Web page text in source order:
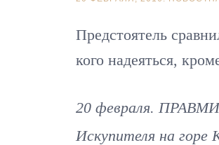
Предстоятель
кого надеяться,
20 февраля.
Искупителя на горе